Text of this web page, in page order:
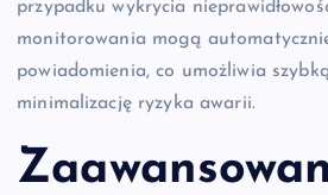
przypadku wykrycia
monitorowania mogą
powiadomienia, co umożliwia
minimalizację ryzyka awarii.